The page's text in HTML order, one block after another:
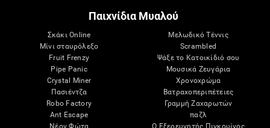
Παιχνίδια Μυαλού
Σκάκι Online
Μίνι σταυρόλεξο
Fruit Frenzy
Pipe Panic
Crystal Miner
Πασιέντζα
Robo Factory
Ant Escape
Μελωδικό Τέννις
Scrambled
Ψάξε το Κατοικίδιό σου
Μουσικά Ζευγάρια
Χρονοχρώμα
Βατραχοπεριπέτειες
Γραμμή Ζαχαρωτών
παζλ